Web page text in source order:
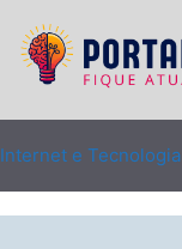
Internet e Tecnologia